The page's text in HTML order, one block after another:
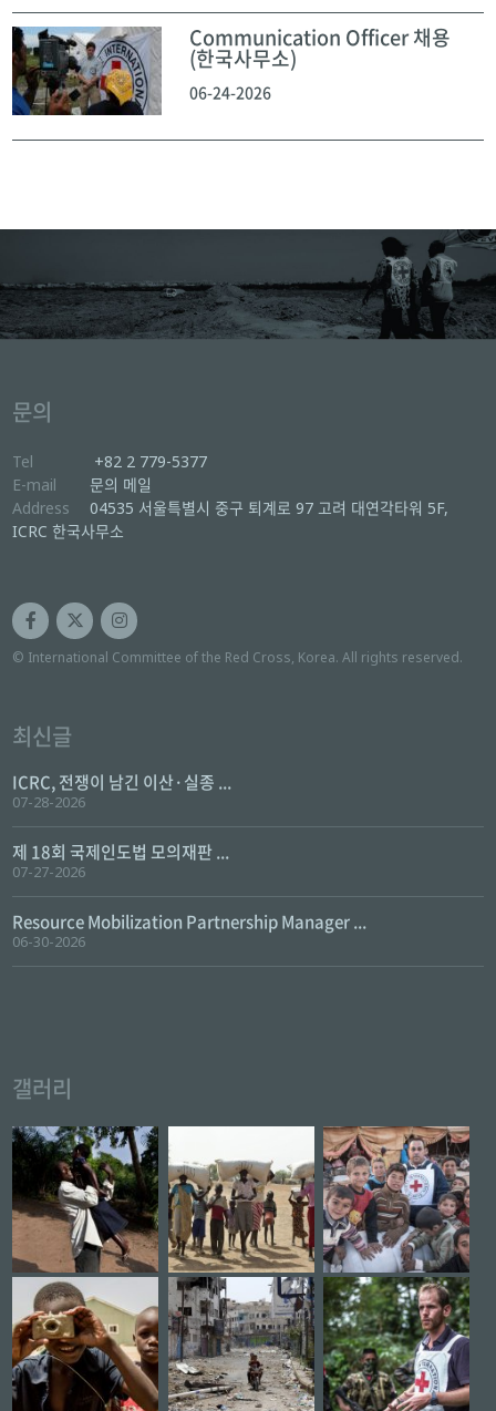
Communication Officer 채용
(한국사무소)
06-24-2026
문의
Tel
+82 2 779-5377
E-mail
문의 메일
Address
04535 서울특별시 중구 퇴계로 97 고려 대연각타워 5F,
ICRC 한국사무소
© International Committee of the Red Cross, Korea. All rights reserved.
최신글
ICRC, 전쟁이 남긴 이산·실종 ...
07-28-2026
제 18회 국제인도법 모의재판 ...
07-27-2026
Resource Mobilization Partnership Manager ...
06-30-2026
갤러리